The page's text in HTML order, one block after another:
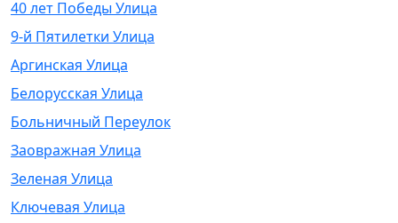
40 лет Победы Улица
9-й Пятилетки Улица
Аргинская Улица
Белорусская Улица
Больничный Переулок
Заовражная Улица
Зеленая Улица
Ключевая Улица